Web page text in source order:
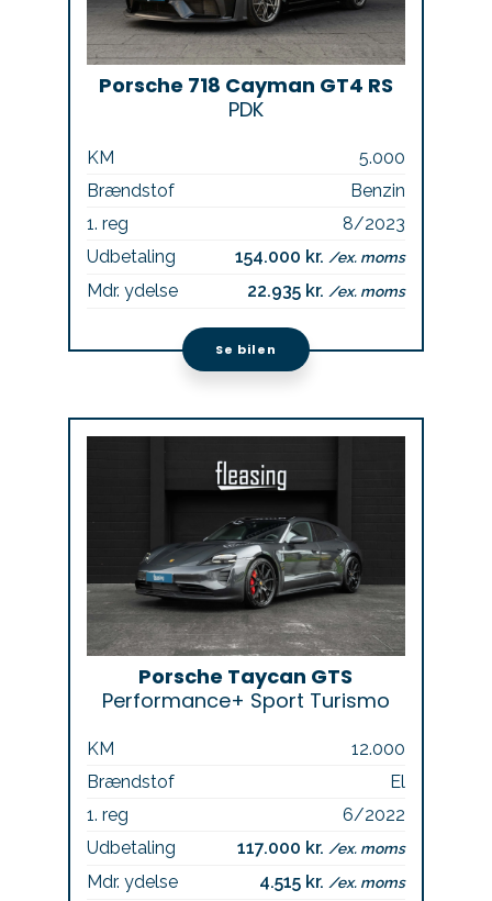
Porsche 718 Cayman GT4 RS
PDK
KM
5.000
Brændstof
Benzin
1. reg
8/2023
Udbetaling
154.000 kr./ex. moms
Mdr. ydelse 22.935 kr./ex. moms
Se bilen
Porsche Taycan GTS
Performance+ Sport Turismo
KM
12.000
Brændstof
El
1. reg
6/2022
Udbetaling
117.000 kr./ex. moms
Mdr. ydelse 4.515 kr./ex. moms